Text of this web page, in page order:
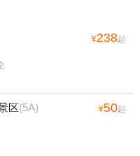
¥238起
区(5A) ¥50起